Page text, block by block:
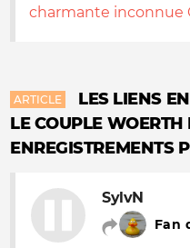
charmante inconnue
ARTICLE
LES LIENS
LE COUPLE WOERTH
ENREGISTREMENTS
SylvN
Fan